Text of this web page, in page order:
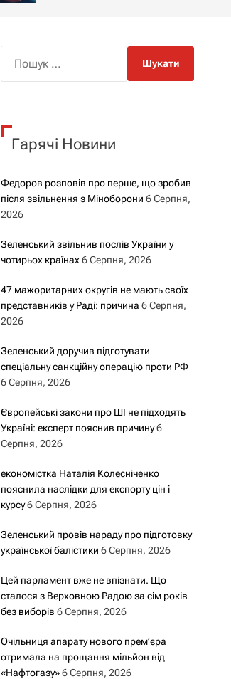
г
к
Гарячі Новини
Федоров розповів про перше, що зробив
після звільнення з Міноборони 6 Серпня,
2026
Зеленський звільнив послів України у
чотирьох країнах 6 Серпня, 2026
47 мажоритарних округів не мають своїх
представників у Раді: причина 6 Серпня,
2026
Зеленський доручив підготувати
спеціальну санкційну операцію проти РФ
6 Серпня, 2026
Європейські закони про ШІ не підходять
Україні: експерт пояснив причину 6
Серпня, 2026
економістка Наталія Колесніченко
пояснила наслідки для експорту цін і
курсу 6 Серпня, 2026
Зеленський провів нараду про підготовку
української балістики 6 Серпня, 2026
Цей парламент вже не впізнати. Що
сталося з Верховною Радою за сім років
без виборів 6 Серпня, 2026
Очільниця апарату нового прем’єра
отримала на прощання мільйон від
«Нафтогазу» 6 Серпня, 2026